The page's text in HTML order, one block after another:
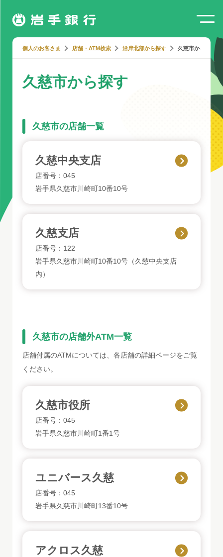
個人のお客さま 店舗・ATM検索 沿岸北部から探す 久慈市から探す
久慈市から探す
久慈市の店舗一覧
久慈中央支店
店番号：045
岩手県久慈市川崎町10番10号
久慈支店
店番号：122
岩手県久慈市川崎町10番10号（久慈中央支店
内）
久慈市の店舗外ATM一覧
店舗付属のATMについては、各店舗の詳細ページをご覧
ください。
久慈市役所
店番号：045
岩手県久慈市川崎町1番1号
ユニバース久慈
店番号：045
岩手県久慈市川崎町13番10号
アクロス久慈